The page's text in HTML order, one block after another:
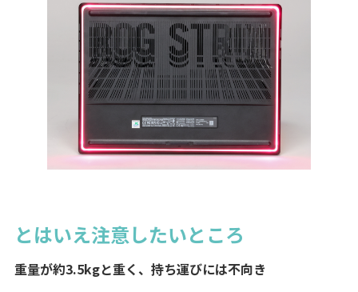
とはいえ注意したいところ
重量が約3.5kgと重く、持ち運びには不向き